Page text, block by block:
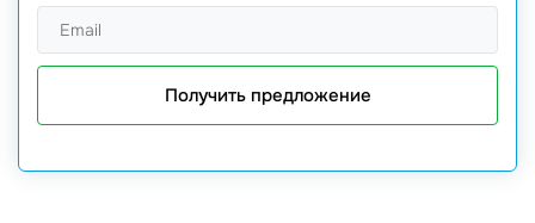
Получить предложение